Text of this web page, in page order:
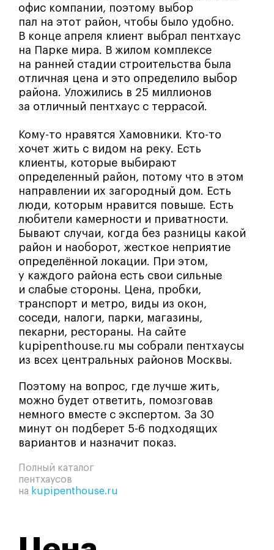
офис компании, поэтому выбор
пал на этот район, чтобы было удобно.
В конце апреля клиент выбрал пентхаус
на Парке мира. В жилом комплексе
на ранней стадии строительства была
отличная цена и это определило выбор
района. Уложились в 25 миллионов
за отличный пентхаус с террасой.
Кому-то нравятся Хамовники. Кто-то
хочет жить с видом на реку. Есть
клиенты, которые выбирают
определенный район, потому что в этом
направлении их загородный дом. Есть
люди, которым нравится повыше. Есть
любители камерности и приватности.
Бывают случаи, когда без разницы какой
район и наоборот, жесткое неприятие
определённой локации. При этом,
у каждого района есть свои сильные
и слабые стороны. Цена, пробки,
транспорт и метро, виды из окон,
соседи, налоги, парки, магазины,
пекарни, рестораны. На сайте
kupipenthouse.ru мы собрали пентхаусы
из всех центральных районов Москвы.
Поэтому на вопрос, где лучше жить,
можно будет ответить, помозговав
немного вместе с экспертом. За 30
минут он подберет 5-6 подходящих
вариантов и назначит показ.
Полный каталог
пентхаусов
на kupipenthouse.ru